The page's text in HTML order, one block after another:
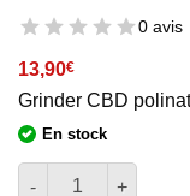
0 avis
13,90€
Grinder CBD
En stock
quantité de Grinder